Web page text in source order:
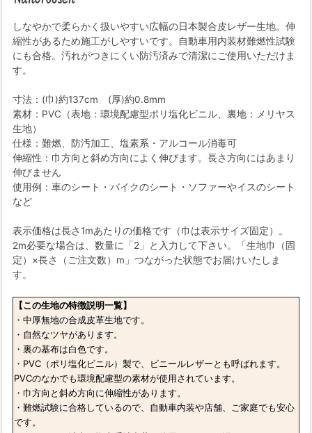
しなやかで柔らかく扱いやすい広幅の日本製合皮レザー生地。伸
縮性があるため施工がしやすいです。自動車用内装材難燃性試験
にも合格。汚れがつきにくい防汚済みで清潔にご使用いただけま
す。
寸法：(巾)約137cm (厚)約0.8mm
素材：PVC（表地：環境配慮型ポリ塩化ビニル、裏地：メリヤス
生地）
仕様：難燃、防汚加工、塩素系・アルコール消毒可
伸縮性：巾方向と斜め方向によく伸びます。長さ方向にはあまり
伸びません
使用例：車のシート・バイクのシート・ソファーやイスのシート
など
表示価格は長さ1mあたりの価格です（巾は表示サイズ固定）。
2m必要な場合は、数量に「2」と入力して下さい。「生地巾（固
定）×長さ（ご注文数）m」つながった状態でお届けいたしま
す。
【この生地の特徴説明一覧】
・中厚無地の合成皮革生地です。
・自然なツヤがあります。
・裏の基布は白色です。
・PVC（ポリ塩化ビニル）製で、ビニールレザーとも呼ばれます。
PVCのなかでも環境配慮型の素材が使用されています。
・巾方向と斜め方向に伸縮性があります。
・難燃試験に合格しているので、自動車内装や店舗、ご家庭でも安心
です。